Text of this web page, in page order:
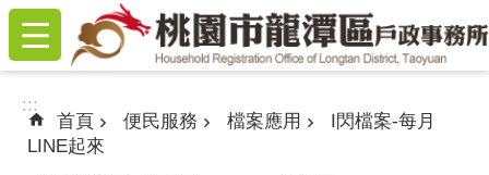
跳到主要內容區塊
:::
:::
首頁 便民服務 檔案應用
I閃檔案-每月
LINE起來